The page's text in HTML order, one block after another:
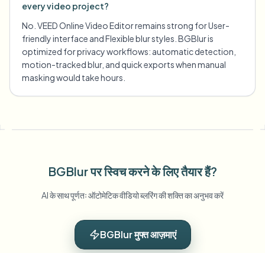
every video project?
No. VEED Online Video Editor remains strong for User-
friendly interface and Flexible blur styles. BGBlur is
optimized for privacy workflows: automatic detection,
motion-tracked blur, and quick exports when manual
masking would take hours.
BGBlur पर स्विच करने के लिए तैयार हैं?
AI के साथ पूर्णतः ऑटोमेटिक वीडियो ब्लरिंग की शक्ति का अनुभव करें
BGBlur मुफ्त आज़माएं